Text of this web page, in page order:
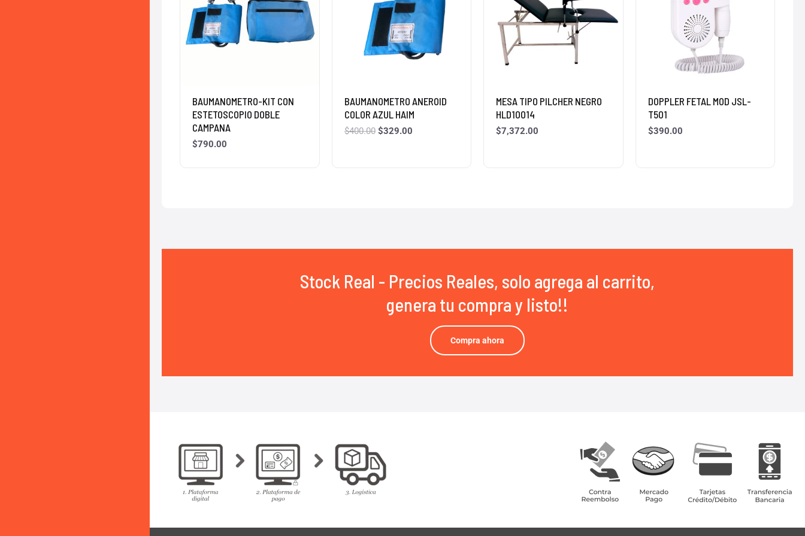
BAUMANOMETRO-KIT CON
ESTETOSCOPIO DOBLE
CAMPANA
$790.00
BAUMANOMETRO ANEROID
COLOR AZUL HAIM
$400.00 $329.00
MESA TIPO PILCHER NEGRO
HLD10014
$7,372.00
DOPPLER FETAL MOD JSL-
T501
$390.00
Stock Real - Precios Reales, solo agrega al carrito,
genera tu compra y listo!!
Compra ahora